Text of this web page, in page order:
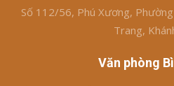
Số 112/56, Phú Xương,
Trang,
Văn phòng